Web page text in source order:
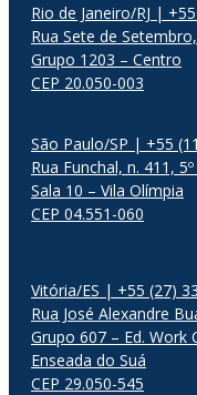
Rio de Janeiro/RJ |
Rua Sete de
Grupo 1203 – Centro
CEP 20.050-003
São Paulo/SP | +55
Rua Funchal, n. 411,
Sala 10 – Vila Olímpia
CEP 04.551-060
Vitória/ES | +55 (27)
Rua José Alexandre
Grupo 607 – Ed. Work
Enseada do Suá
CEP 29.050-545